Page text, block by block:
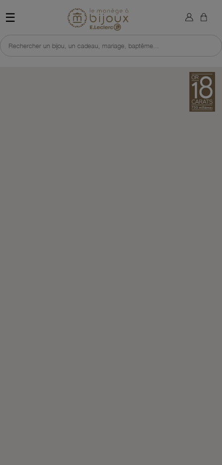
☰ Retour à l'accueil du site
Rechercher un bijou, un cadeau, mariage, baptême...
×